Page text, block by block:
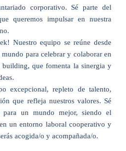
corporativo. Sé parte del
queremos impulsar en nuestra
Nuestro equipo se reúne desde
mundo para celebrar y colaborar en
building, que fomenta la sinergia y
excepcional, repleto de talento,
que refleja nuestros valores. Sé
para un mundo mejor, siendo el
un entorno laboral cooperativo y
acogida/o y acompañada/o.